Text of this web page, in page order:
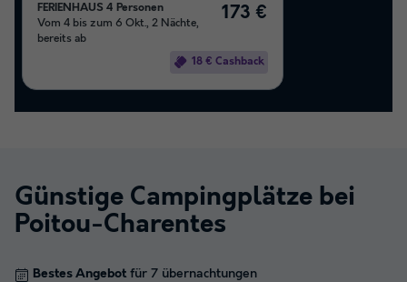
FERIENHAUS 4 Personen
Vom 4 bis zum 6 Okt., 2 Nächte,
bereits ab
173 €
18 € Cashback
Günstige Campingplätze bei
Poitou-Charentes
Bestes Angebot für 7 übernachtungen